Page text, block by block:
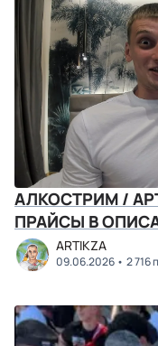
АЛКОСТРИМ /
ПРАЙСЫ В
ARTIKZA
09.06.2026 2 716